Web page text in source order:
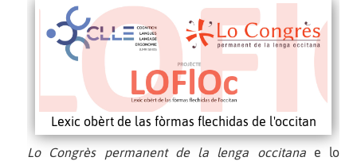
Lexic obèrt de las fòrmas flechidas de l'occitan
Lo Congrès permanent de la lenga occitanae lo